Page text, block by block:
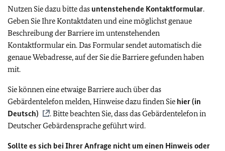
Nutzen Sie dazu bitte das untenstehende Kontaktformular.
Geben Sie Ihre Kontaktdaten und eine möglichst genaue
Beschreibung der Barriere im untenstehenden
Kontaktformular ein. Das Formular sendet automatisch die
genaue Webadresse, auf der Sie die Barriere gefunden haben
mit.
Sie können eine etwaige Barriere auch über das
Gebärdentelefon melden, Hinweise dazu finden Sie hier (in
Deutsch)
. Bitte beachten Sie, dass das Gebärdentelefon in
Deutscher Gebärdensprache geführt wird.
Sollte es sich bei Ihrer Anfrage nicht um einen Hinweis oder